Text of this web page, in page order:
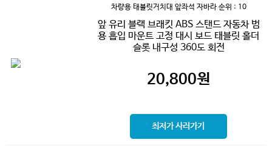
차량용 태블릿거치대 앞좌석 자바라순위 : 10
앞 유리 블랙 브래킷 ABS 스탠드 자동차 범
용 흡입 마운트 고정 대시 보드 태블릿 홀더
슬롯 내구성 360도 회전
20,800원
최저가 사러가기